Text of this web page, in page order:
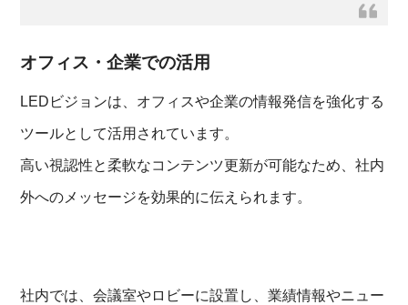
オフィス・企業での活用
LEDビジョンは、オフィスや企業の情報発信を強化する
ツールとして活用されています。
高い視認性と柔軟なコンテンツ更新が可能なため、社内
外へのメッセージを効果的に伝えられます。
社内では、会議室やロビーに設置し、業績情報やニュー